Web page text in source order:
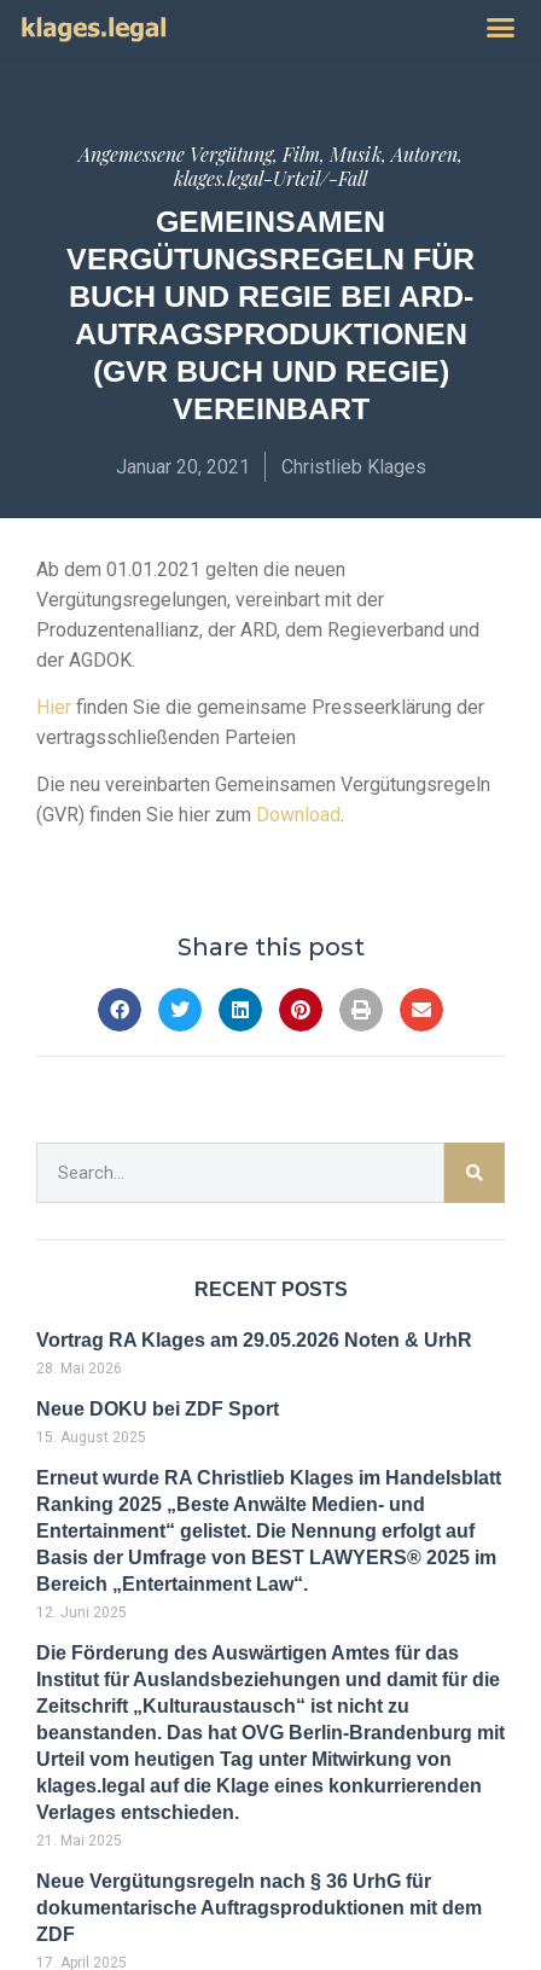
Angemessene Vergütung, Film, Musik, Autoren,
klages.legal-Urteil/-Fall
GEMEINSAMEN
VERGÜTUNGSREGELN FÜR
BUCH UND REGIE BEI ARD-
AUTRAGSPRODUKTIONEN
(GVR BUCH UND REGIE)
VEREINBART
Januar 20, 2021 Christlieb Klages
Ab dem 01.01.2021 gelten die neuen
Vergütungsregelungen, vereinbart mit der
Produzentenallianz, der ARD, dem Regieverband und
der AGDOK.
Hier finden Sie die gemeinsame Presseerklärung der
vertragsschließenden Parteien
Die neu vereinbarten Gemeinsamen Vergütungsregeln
(GVR) finden Sie hier zum Download.
Share this post
RECENT POSTS
Vortrag RA Klages am 29.05.2026 Noten & UrhR
28. Mai 2026
Neue DOKU bei ZDF Sport
15. August 2025
Erneut wurde RA Christlieb Klages im Handelsblatt
Ranking 2025 „Beste Anwälte Medien- und
Entertainment“ gelistet. Die Nennung erfolgt auf
Basis der Umfrage von BEST LAWYERS® 2025 im
Bereich „Entertainment Law“.
12. Juni 2025
Die Förderung des Auswärtigen Amtes für das
Institut für Auslandsbeziehungen und damit für die
Zeitschrift „Kulturaustausch“ ist nicht zu
beanstanden. Das hat OVG Berlin-Brandenburg mit
Urteil vom heutigen Tag unter Mitwirkung von
klages.legal auf die Klage eines konkurrierenden
Verlages entschieden.
21. Mai 2025
Neue Vergütungsregeln nach § 36 UrhG für
dokumentarische Auftragsproduktionen mit dem
ZDF
17. April 2025